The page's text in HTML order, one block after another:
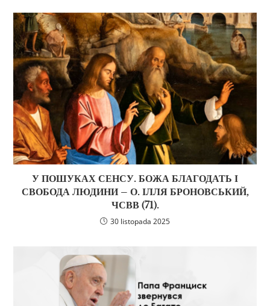
У ПОШУКАХ СЕНСУ. БОЖА БЛАГОДАТЬ І
СВОБОДА ЛЮДИНИ – О. ІЛЛЯ БРОНОВСЬКИЙ,
ЧСВВ (71).
30 listopada 2025